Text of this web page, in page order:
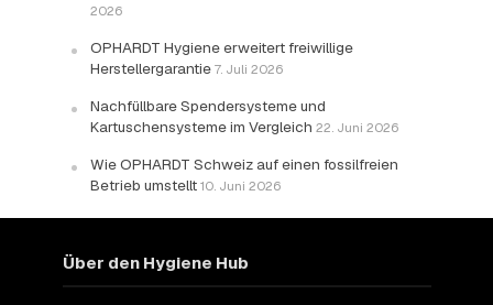
2026
OPHARDT Hygiene erweitert freiwillige
Herstellergarantie 7. Juli 2026
Nachfüllbare Spendersysteme und
Kartuschensysteme im Vergleich 22. Juni 2026
Wie OPHARDT Schweiz auf einen fossilfreien
Betrieb umstellt 10. Juni 2026
Über den Hygiene Hub